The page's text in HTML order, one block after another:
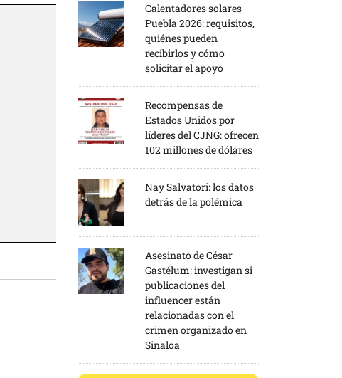
Calentadores solares
Puebla 2026: requisitos,
quiénes pueden
recibirlos y cómo
solicitar el apoyo
Recompensas de
Estados Unidos por
líderes del CJNG: ofrecen
102 millones de dólares
Nay Salvatori: los datos
detrás de la polémica
Asesinato de César
Gastélum: investigan si
publicaciones del
influencer están
relacionadas con el
crimen organizado en
Sinaloa